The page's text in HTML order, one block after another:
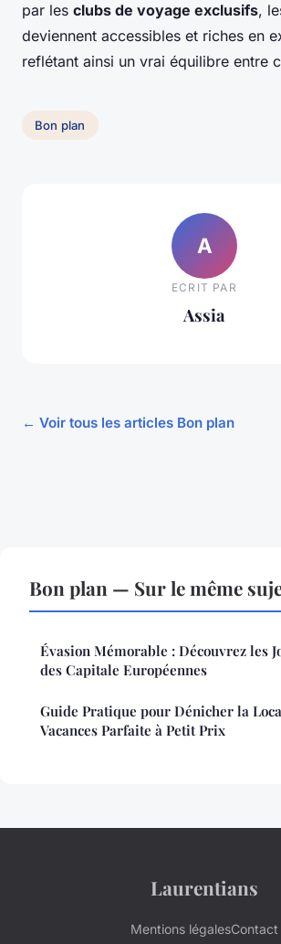
par les clubs de voyage exclusifs,
deviennent accessibles et riches en
reflétant ainsi un vrai équilibre entre
Bon plan
A
ECRIT PAR
Assia
← Voir tous les articles Bon plan
Bon plan — Sur le même
Évasion Mémorable : Découvrez les
des Capitale Européennes
Guide Pratique pour Dénicher la
Vacances Parfaite à Petit Prix
Laurentians
Mentions légalesContact